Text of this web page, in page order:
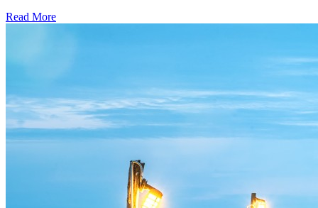
Read More